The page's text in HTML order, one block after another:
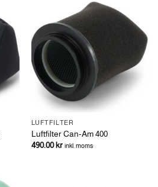
LUFTFILTER
Luftfilter Can-Am 400
490.00kr inkl. moms